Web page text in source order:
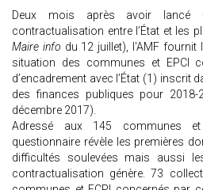
Deux mois après avoir lancé
contractualisation entre l’État et les
Maire info du 12 juillet), l'AMF
situation des communes et EPCI
d’encadrement avec l’État (1) inscrit
des finances publiques pour 2018-
décembre 2017).
Adressé aux 145 communes
questionnaire révèle les premières
difficultés soulevées mais aussi
contractualisation génère. 73